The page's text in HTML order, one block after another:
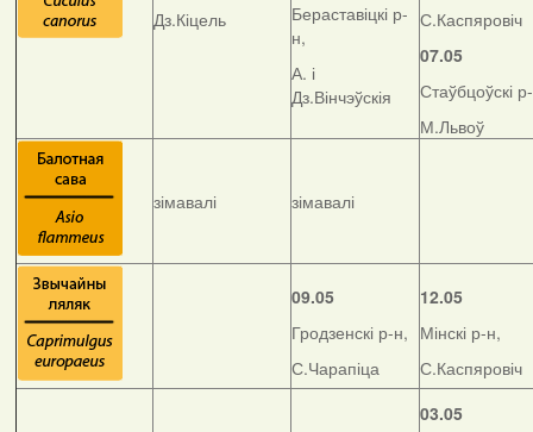
Дз.Кіцель
Бераставіцкі р-
н,
А. і
Дз.Вінчэўскія
С.Каспяровіч
07.05
Стаўбцоўскі
М.Львоў
зімавалі зімавалі
09.05
Гродзенскі р-н,
С.Чарапіца
12.05
Мінскі р-н,
С.Каспяровіч
03.05